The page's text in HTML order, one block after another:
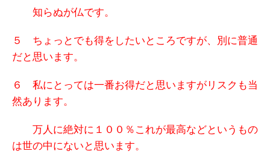
知らぬが仏です。
５ ちょっとでも得をしたいところですが、
別に普通
だと思います。
６ 私にとっては一番お得だと思いますが リスクも当
然あります。
万人に絶対に１００％これが最高などというもの
は世の中にないと思います。